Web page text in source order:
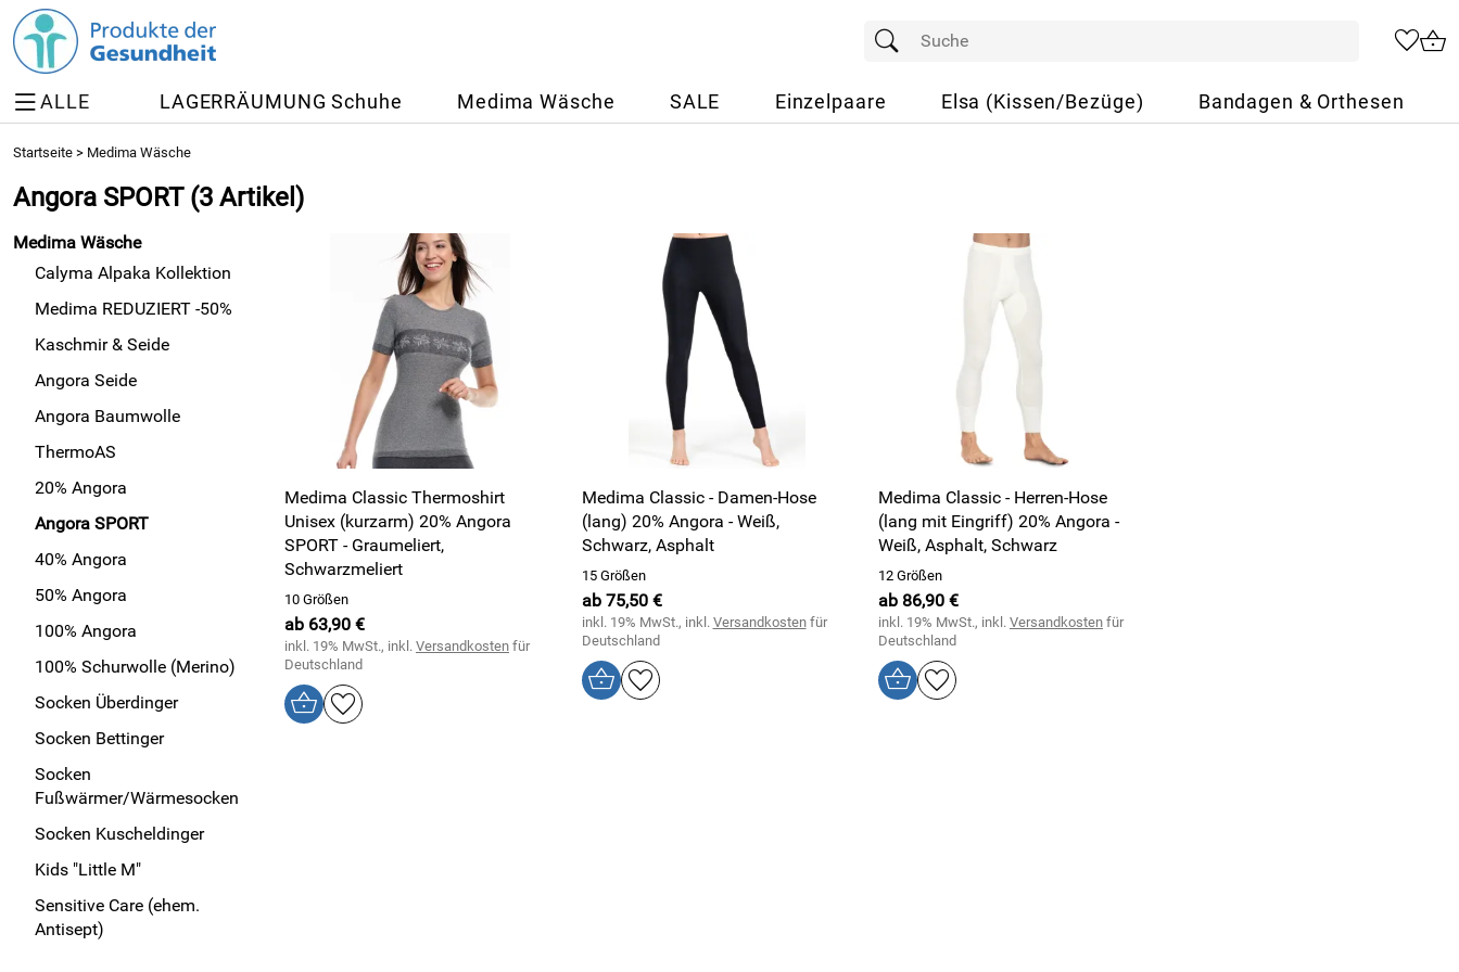
ALLE LAGERRÄUMUNG Schuhe Medima Wäsche SALE Einzelpaare Elsa (Kissen/Bezüge) Bandagen & Orthesen
Startseite > Medima Wäsche
Angora SPORT(3 Artikel)
Medima Wäsche
Calyma Alpaka Kollektion
Medima REDUZIERT -50%
Kaschmir & Seide
Angora Seide
Angora Baumwolle
ThermoAS
20% Angora
Angora SPORT
40% Angora
50% Angora
100% Angora
100% Schurwolle (Merino)
Socken Überdinger
Socken Bettinger
Socken
Fußwärmer/Wärmesocken
Socken Kuscheldinger
Kids "Little M"
Sensitive Care (ehem.
Antisept)
Medima Classic Thermoshirt
Unisex (kurzarm) 20% Angora
SPORT - Graumeliert,
Schwarzmeliert
10 Größen
ab 63,90 €
inkl. 19% MwSt., inkl. Versandkosten für
Deutschland
Medima Classic - Damen-Hose
(lang) 20% Angora - Weiß,
Schwarz, Asphalt
15 Größen
ab 75,50 €
inkl. 19% MwSt., inkl. Versandkostenfür
Deutschland
Medima Classic - Herren-Hose
(lang mit Eingriff) 20% Angora -
Weiß, Asphalt, Schwarz
12 Größen
ab 86,90 €
inkl. 19% MwSt., inkl. Versandkosten für
Deutschland